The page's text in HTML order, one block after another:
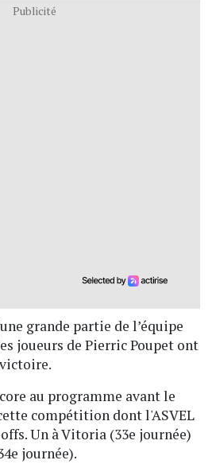
Publicité
grande partie de l’équipe
joueurs de Pierric Poupet ont
au programme avant le
compétition dont l'ASVEL
Un à Vitoria (33e journée)
journée).